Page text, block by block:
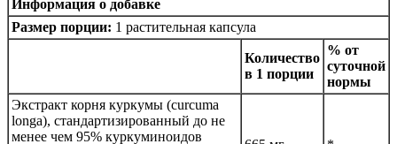
Информация о добавке
Размер порции: 1 растительная капсула
Количество
в 1 порции
% от
суточной
нормы
Экстракт корня куркумы (curcuma
longa), стандартизированный до не
менее чем 95% куркуминоидов